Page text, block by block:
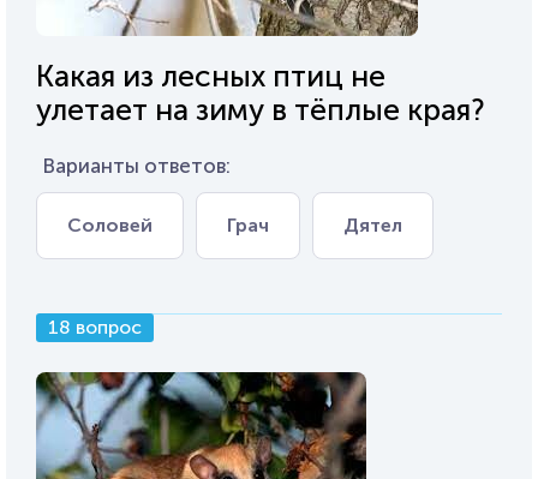
Какая из лесных птиц не
улетает на зиму в тёплые края?
Варианты ответов:
Соловей Грач Дятел
18 вопрос